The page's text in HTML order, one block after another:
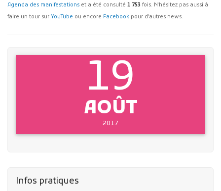
Agenda des manifestations et a été consulté 1 753 fois. N'hésitez pas aussi à
faire un tour sur YouTube ou encore Facebook pour d'autres news.
19
AOÛT
2017
Infos pratiques